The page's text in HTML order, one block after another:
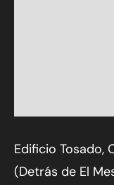
Edificio Tosado,
(Detrás de El